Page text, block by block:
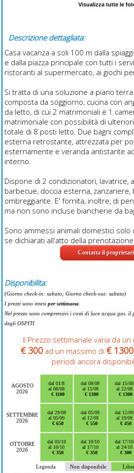
Visualizza tutte le
Descrizione dettagliata:
Casa vacanza a soli 100 m dalla
e dalla piazza principale con tutti i
ristoranti al supermercato, ai giochi
Si tratta di una soluzione a piano
composta da soggiorno, cucina con
da letto, di cui 2 matrimoniali e 1
matrimoniale con possibilità di
totale di 8 posti letto. Due bagni
esterna retrostante, attrezzata per
esternamente e veranda antistante
interno.
Dispone di 2 condizionatori, lavatrice,
barbecue, doccia esterna, zanzariere,
ombreggiante. E' fornita, inoltre, di
ma non sono incluse biancherie da
Sono ammessi animali domestici solo
se dichiarati all'atto della
Contatta il
Disponibilita:
(Giorno check-in: sabato; Giorno check-out: sabato)
I prezzi sono intesi per settimana.
Nel prezzo sono comprensivi i costi di luce acqua gas. il
degli OSPITI
Il Prezzo settimanale varia da un
€ 300ad un massimo di € 1300
periodi ancora
AGOSTO
2026
dal 01/8
al 08/08
€ 1100
dal 08/08
al 15/08
€ 1300
dal 15/08
al 22/08
€ 1300
SETTEMBRE
2026
dal 29/08
al 05/09
€ 650
dal 05/09
al 12/09
€ 550
dal 12/09
al 19/09
€ 450
OTTOBRE
2026
dal 03/10
al 10/10
€ 350
dal 10/10
al 17/10
€ 350
dal 17/10
al 24/10
€ 300
Legenda Non disponibile